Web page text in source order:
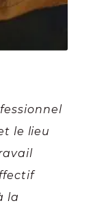
le lieu
la